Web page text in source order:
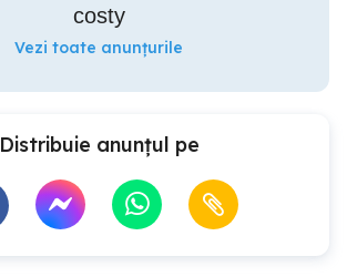
costy
Vezi toate anunțurile
Distribuie anunțul pe